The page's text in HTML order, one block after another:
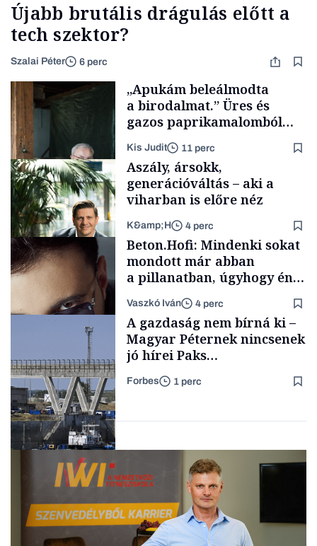
Újabb brutális drágulás előtt a
tech szektor?
Szalai Péter 6 perc
Családi
vállalkozások
„Apukám beleálmodta
a birodalmat.” Üres és
gazos paprikamalomból
lett az igazi családi
fűszersztori
Kis Judit 11 perc
TÁMOGATÓI
Aszály, ársokk,
generációváltás – aki a
viharban is előre néz
K&amp;H 4 perc
Forbes-sztori
Beton.Hofi: Mindenki sokat
mondott már abban
a pillanatban, úgyhogy én
a legsarkosabb
gondolataimat akartam
kimondani
Vaszkó Iván 4 perc
A gazdaság nem bírná ki –
Magyar Péternek nincsenek
jó hírei Paks
újraindításáról
Forbes 1 perc